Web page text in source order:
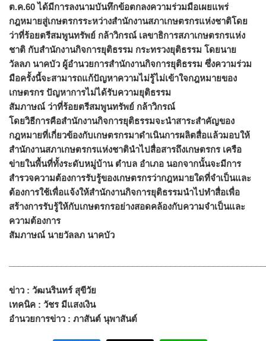
ต.ค.60 ได้มีการลงนามบันทึกข้อตกลงความร่วมมือเผยแพร่
กฎหมายสู่เกษตรกรระหว่างสำนักงานสภาเกษตรกรแห่งชาติโดย
ว่าที่ร้อยตรีสมพูนทรัพย์ กล้าวิกรณ์ เลขาธิการสภาเกษตรกรแห่ง
ชาติ กับสำนักงานกิจการยุติธรรม กระทรวงยุติธรรม โดยนาย
วัลลภ นาคบัว ผู้อำนวยการสำนักงานกิจการยุติธรรม ซึ่งความร่วม
มือครั้งนี้จะสามารถแก้ปัญหาความไม่รู้ไม่เข้าใจกฎหมายของ
เกษตรกร ปัญหาการไม่ได้รับความยุติธรรม
สัมภาษณ์ ว่าที่ร้อยตรีสมพูนทรัพย์ กล้าวิกรณ์
โดยวิธีการคือสำนักงานกิจการยุติธรรมจะนำสาระสำคัญของ
กฎหมายที่เกี่ยวข้องกับเกษตรกรมาดำเนินการผลิตสื่อแล้วมอบให้
สำนักงานสภาเกษตรกรแห่งชาตินำไปสื่อสารถึงเกษตรกร เครือ
ข่ายในพื้นที่ทั้งระดับหมู่บ้าน ตำบล อำเภอ นอกจากนั้นจะมีการ
สำรวจความต้องการรับรู้ของเกษตรกรว่ากฎหมายใดที่จำเป็นและ
ต้องการใช้เพื่อแจ้งให้สำนักงานกิจการยุติธรรมนำไปทำสื่อเพื่อ
สร้างการรับรู้ให้กับเกษตรกรอย่างสอดคล้องกับความจำเป็นและ
ความต้องการ
สัมภาษณ์ นายวัลลภ นาคบัว
ข่าว : วัฒนรินทร์ สุขีวัย
เทคนิค : วัชร มีแสงเงิน
อำนวยการข่าว : ภาสันต์ นุพาสันต์